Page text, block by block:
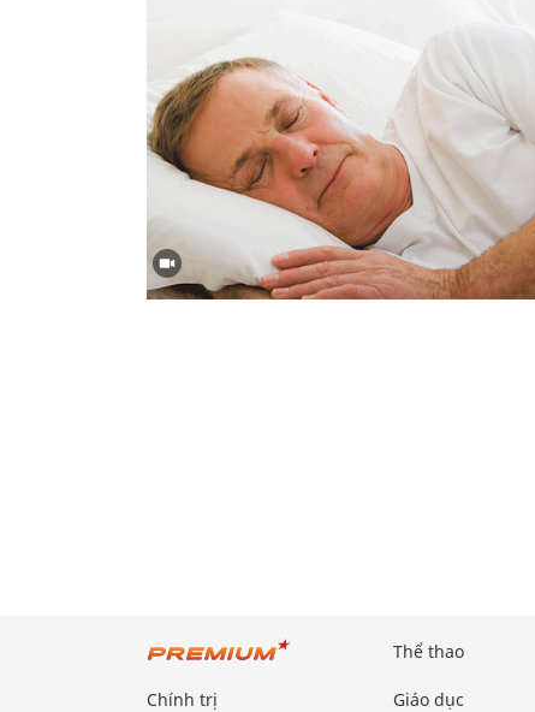
Chính trị
Thể thao
Giáo dục